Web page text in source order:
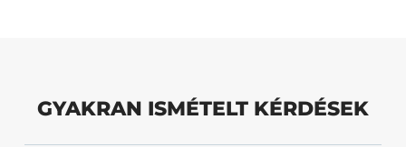
GYAKRAN ISMÉTELT KÉRDÉSEK